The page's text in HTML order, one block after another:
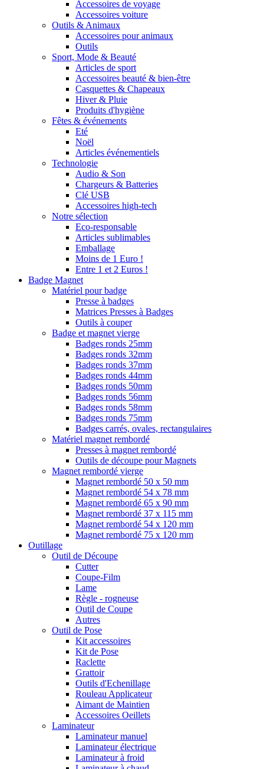
Accessoires de voyage
Accessoires voiture
Outils & Animaux
Accessoires pour animaux
Outils
Sport, Mode & Beauté
Articles de sport
Accessoires beauté & bien-être
Casquettes & Chapeaux
Hiver & Pluie
Produits d'hygiène
Fêtes & événements
Eté
Noël
Articles événementiels
Technologie
Audio & Son
Chargeurs & Batteries
Clé USB
Accessoires high-tech
Notre sélection
Eco-responsable
Articles sublimables
Emballage
Moins de 1 Euro !
Entre 1 et 2 Euros !
Badge Magnet
Matériel pour badge
Presse à badges
Matrices Presses à Badges
Outils à couper
Badge et magnet vierge
Badges ronds 25mm
Badges ronds 32mm
Badges ronds 37mm
Badges ronds 44mm
Badges ronds 50mm
Badges ronds 56mm
Badges ronds 58mm
Badges ronds 75mm
Badges carrés, ovales, rectangulaires
Matériel magnet rembordé
Presses à magnet rembordé
Outils de découpe pour Magnets
Magnet rembordé vierge
Magnet rembordé 50 x 50 mm
Magnet rembordé 54 x 78 mm
Magnet rembordé 65 x 90 mm
Magnet rembordé 37 x 115 mm
Magnet rembordé 54 x 120 mm
Magnet rembordé 75 x 120 mm
Outillage
Outil de Découpe
Cutter
Coupe-Film
Lame
Règle - rogneuse
Outil de Coupe
Autres
Outil de Pose
Kit accessoires
Kit de Pose
Raclette
Grattoir
Outils d'Echenillage
Rouleau Applicateur
Aimant de Maintien
Accessoires Oeillets
Laminateur
Laminateur manuel
Laminateur électrique
Laminateur à froid